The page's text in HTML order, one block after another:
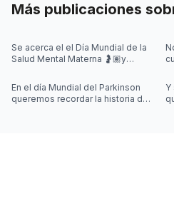
Más publicaciones
Se acerca el el Día Mundial de la
Salud Mental Materna 🤰🏽y
hablando de algo que se escucha
mu
En el día Mundial del Parkinson
queremos recordar la historia de
Y